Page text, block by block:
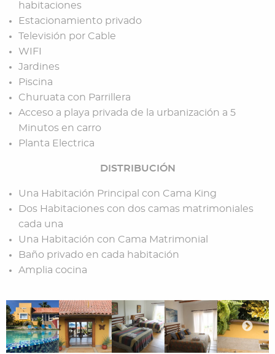
habitaciones
Estacionamiento privado
Televisión por Cable
WIFI
Jardines
Piscina
Churuata con Parrillera
Acceso a playa privada de la urbanización a 5
Minutos en carro
Planta Electrica
DISTRIBUCIÓN
Una Habitación Principal con Cama King
Dos Habitaciones con dos camas matrimoniales
cada una
Una Habitación con Cama Matrimonial
Baño privado en cada habitación
Amplia cocina